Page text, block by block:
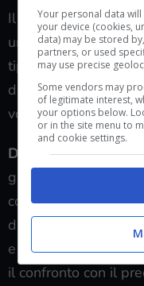
Il sistema di
una macchinosità
tipo tank, uniti al
destinati a
volta nel corso del
Devil May Cry 2,
grande ed espanso
comeIcaroper
diminuita, una
e una serie di
il confronto con il
Your personal data
your device (cookies,
data) may be stored
partners, or used
may use precise
Some vendors may
of legitimate interest,
your options below.
or in the site menu to
and cookie settings.